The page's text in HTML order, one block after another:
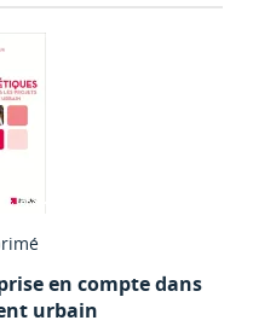
en compte dans
urbain